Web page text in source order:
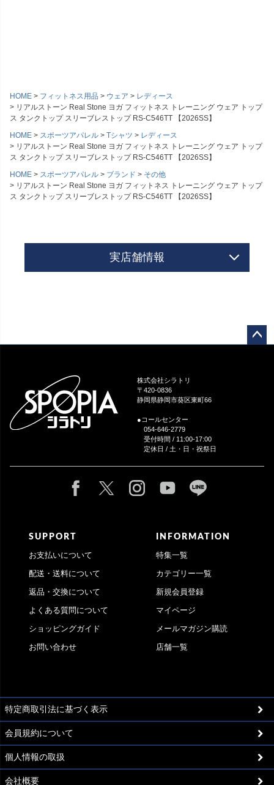
HOME フィットネス用品 ウェア
レディース
リアルストーン Real Stone ヨガ フィットネス トレーニング ウェア トップ
ス タンクトップ スリーブレストップ RS-C546TT 【2026SS】
HOME
スポーツアパレル Tシャツ
レディース
リアルストーン Real Stone ヨガ フィットネス トレーニング ウェア トップ
ス タンクトップ スリーブレストップ RS-C546TT 【2026SS】
HOME
スポーツアパレル ブランド
その他
リアルストーン Real Stone ヨガ フィットネス トレーニング ウェア トップ
ス タンクトップ スリーブレストップ RS-C546TT 【2026SS】
実店舗情報
株式会社シラトリ
〒420-0836
静岡県静岡市葵区東町66
●コールセンター
054-646-2779
受付時間 / 11:00-17:00
定休日 / 土・日・祝祭日
SUPPORT
お支払いについて
配送・送料について
返品・交換について
よくある質問について
ショッピングガイド
お問い合わせ
INFORMATION
特集一覧
カテゴリー一覧
新規会員登録
マイページ
メールマガジン購読
店舗一覧
特定商取引法に基づく表示
会員規約について
個人情報の取扱
会社概要